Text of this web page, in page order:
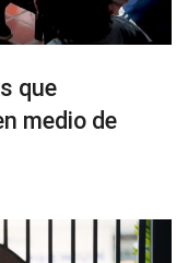
que
medio de